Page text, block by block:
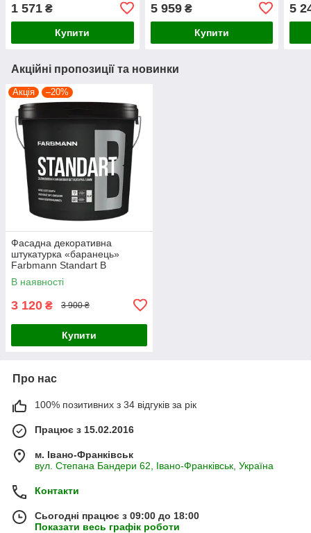
1 571 ₴
Купити
5 959₴
Купити
5
Акційні пропозиції та новинки
Акція –20%
Фасадна декоративна
штукатурка «баранець»
Farbmann Standart B
(ФАРБМЕН СТАНДАРТ Б)
25кг, біла
В наявності
3 120 ₴ 3 900 ₴
Купити
Про нас
100% позитивних з 34 відгуків за рік
Працює з 15.02.2016
м. Івано-Франківськ
вул. Степана Бандери 62, Івано-Франківськ, Україна
Контакти
Сьогодні працює з 09:00 до 18:00
Показати весь графік роботи